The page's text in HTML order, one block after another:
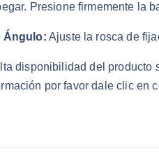
Presione firmemente la
Ángulo: Ajuste la rosca de
disponibilidad del producto
por favor dale clic en